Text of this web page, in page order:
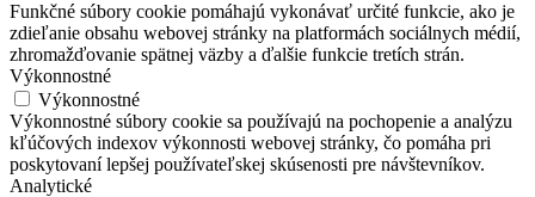
Funkčné súbory cookie pomáhajú vykonávať určité funkcie, ako je
zdieľanie obsahu webovej stránky na platformách sociálnych médií,
zhromažďovanie spätnej väzby a ďalšie funkcie tretích strán.
Výkonnostné
Výkonnostné
Výkonnostné súbory cookie sa používajú na pochopenie a analýzu
kľúčových indexov výkonnosti webovej stránky, čo pomáha pri
poskytovaní lepšej používateľskej skúsenosti pre návštevníkov.
Analytické